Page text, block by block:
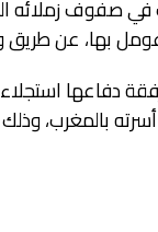
زملائه
دفاعها